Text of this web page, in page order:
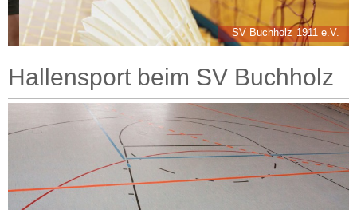
SV Buchholz 1911 e.V.
Hallensport beim SV Buchholz